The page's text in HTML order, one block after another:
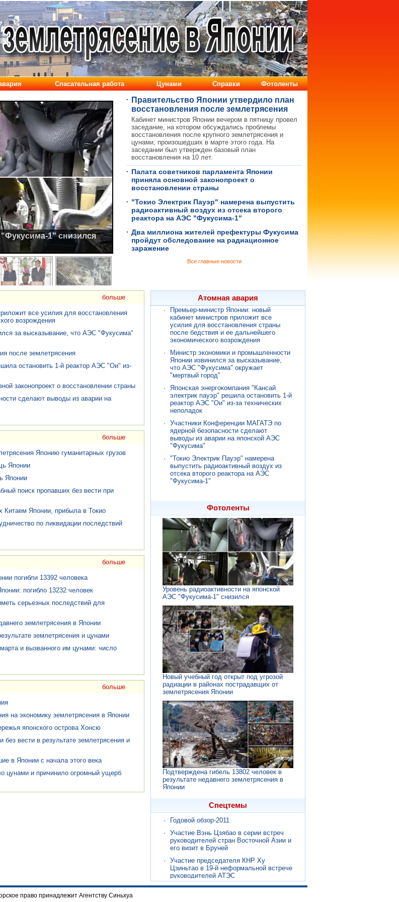
·
Правительство Японии утвердило план
восстановления после землетрясения
Кабинет министров Японии вечером в пятницу провел
заседание, на котором обсуждались проблемы
восстановления после крупного землетрясения и
цунами, произошедших в марте этого года. На
заседании был утвержден базовый план
восстановления на 10 лет.
· Палата советников парламента Японии
приняла основной законопроект о
восстановлении страны
· "Токио Электрик Пауэр" намерена выпустить
радиоактивный воздух из отсека второго
реактора на АЭС "Фукусима-1"
· Два миллиона жителей префектуры Фукусима
пройдут обследование на радиационное
заражение
Все главные новости
больше
все усилия для восстановления
возрождения
за высказывание, что АЭС "Фукусима"
после землетрясения
остановить 1-й реактор АЭС "Ои" из-
законопроект о восстановлении страны
сделают выводы из аварии на
больше
Японию гуманитарных грузов
Японии
Японии
поиск пропавших без вести при
Китаем Японии, прибыла в Токио
по ликвидации последствий
больше
погибли 13392 человека
погибло 13232 человек
серьезных последствий для
землетрясения в Японии
землетрясения и цунами
и вызванного им цунами: число
больше
на экономику землетрясения в Японии
японского острова Хонсю
вести в результате землетрясения и
в Японии с начала этого века
цунами и причинило огромный ущерб
Атомная авария
·
Премьер-министр Японии: новый
кабинет министров приложит все
усилия для восстановления страны
после бедствия и ее дальнейшего
экономического возрождения
·
Министр экономики и промышленности
Японии извинился за высказывание,
что АЭС "Фукусима" окружает
"мертвый город"
·
Японская энергокомпания "Кансай
электрик пауэр" решила остановить 1-й
реактор АЭС "Ои" из-за технических
неполадок
·
Участники Конференции МАГАТЭ по
ядерной безопасности сделают
выводы из аварии на японской АЭС
"Фукусима"
·
"Токио Электрик Пауэр" намерена
выпустить радиоактивный воздух из
отсека второго реактора на АЭС
"Фукусима-1"
Фотоленты
Уровень радиоактивности на японской
АЭС "Фукусима-1" снизился
Новый учебный год открыт под угрозой
радиации в районах пострадавщих от
землетрясения Японии
Подтверждена гибель 13802 человек в
результате недавнего землетрясения в
Японии
Спецтемы
· Праздник Фонарей - Юаньсяоцзе
· Китайский новый год 2012
· Визиты Вэнь Цзябао в четыре страны и
энергетическом саммите
Годовой обзор-2011
Участие Вэнь Цзябао в серии встреч
руководителей стран Восточной Азии и
его визит в Бруней
Участие председателя КНР Ху
Цзиньтао в 19-й неформальной встрече
руководителей АТЭС
· Праздник Фонарей - Юаньсяоцзе
право принадлежит Агентству Синьхуа